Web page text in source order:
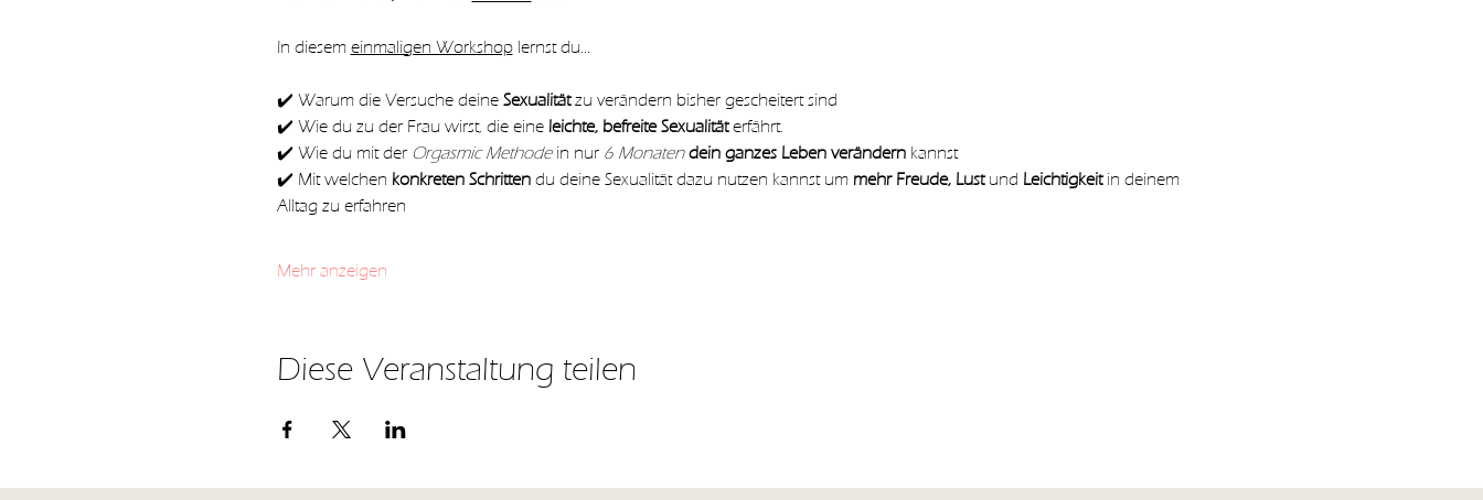
In diesem einmaligen Workshop lernst du…
✔️ Warum die Versuche deine Sexualität zu verändern bisher gescheitert sind
✔️ Wie du zu der Frau wirst, die eine leichte, befreite Sexualität erfährt.
✔️ Wie du mit der Orgasmic Methode in nur 6 Monaten dein ganzes Leben verändern kannst
✔️ Mit welchen konkreten Schritten du deine Sexualität dazu nutzen kannst um mehr Freude, Lust und Leichtigkeit in deinem
Alltag zu erfahren
Mehr anzeigen
Diese Veranstaltung teilen